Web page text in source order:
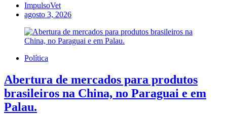
ImpulsoVet
agosto 3, 2026
Política
Abertura de mercados para produtos
brasileiros na China, no Paraguai e em
Palau.